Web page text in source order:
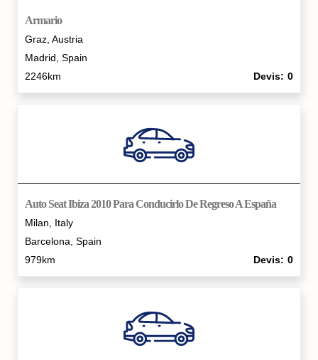
Armario
Graz, Austria
Madrid, Spain
2246km
Devis 0
Auto Seat Ibiza 2010 Para Conducirlo De Regreso A España
Milan, Italy
Barcelona, Spain
979km
Devis 0